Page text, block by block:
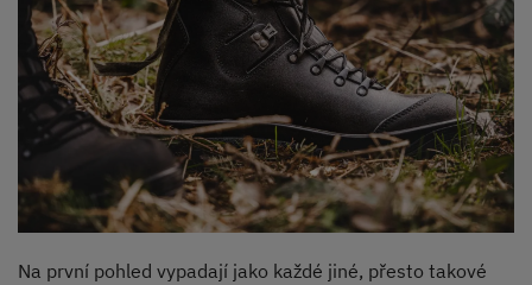
Na první pohled vypadají jako každé jiné, přesto takové